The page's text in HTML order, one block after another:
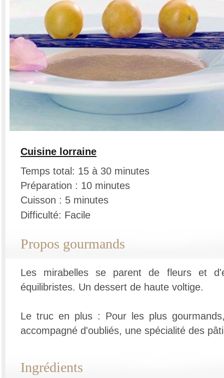
Cuisine lorraine
Temps total: 15 à 30 minutes
Préparation : 10 minutes
Cuisson : 5 minutes
Difficulté: Facile
Propos gourmands
Les mirabelles se parent de fleurs et
équilibristes. Un dessert de haute voltige.
Le truc en plus : Pour les plus
accompagné d'oubliés, une spécialité des
Ingrédients